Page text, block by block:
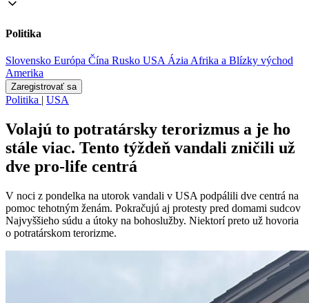
Politika
Slovensko Európa Čína Rusko USA ÁziaAfrika a Blízky východ
Amerika
Zaregistrovať sa
Politika | USA
Volajú to potratársky terorizmus a je ho
stále viac. Tento týždeň vandali zničili už
dve pro-life centrá
V noci z pondelka na utorok vandali v USA podpálili dve centrá na
pomoc tehotným ženám. Pokračujú aj protesty pred domami sudcov
Najvyššieho súdu a útoky na bohoslužby. Niektorí preto už hovoria
o potratárskom terorizme.